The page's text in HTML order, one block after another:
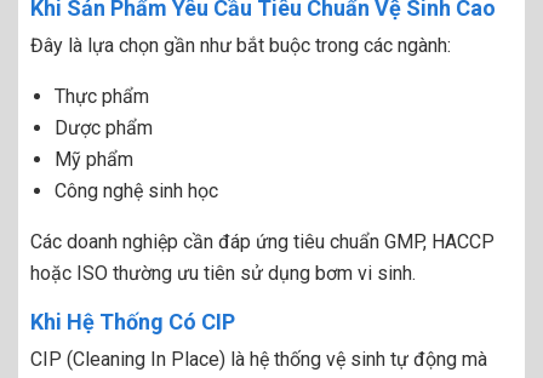
Khi Sản Phẩm Yêu Cầu Tiêu Chuẩn Vệ Sinh Cao
Đây là lựa chọn gần như bắt buộc trong các ngành:
Thực phẩm
Dược phẩm
Mỹ phẩm
Công nghệ sinh học
Các doanh nghiệp cần đáp ứng tiêu chuẩn GMP, HACCP
hoặc ISO thường ưu tiên sử dụng bơm vi sinh.
Khi Hệ Thống Có CIP
CIP (Cleaning In Place) là hệ thống vệ sinh tự động mà